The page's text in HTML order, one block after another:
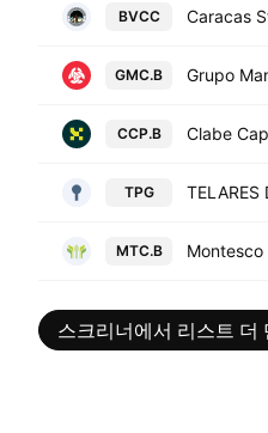
BVCC Caracas
GMC.B
CCP.B Clabe
TPG
MTC.B
스크리너에서 리스트 더